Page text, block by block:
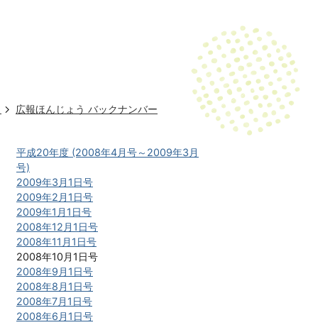
広報ほんじょう バックナンバー
平成20年度 (2008年4月号～2009年3月
号)
2009年3月1日号
2009年2月1日号
2009年1月1日号
2008年12月1日号
2008年11月1日号
2008年10月1日号
2008年9月1日号
2008年8月1日号
2008年7月1日号
2008年6月1日号